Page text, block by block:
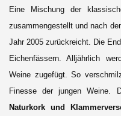
Eine Mischung der
zusammengestellt und nach
Jahr 2005 zurückreicht. Die
Eichenfässern. Alljährlich
Weine zugefügt. So
Finesse der jungen Weine.
Naturkork und